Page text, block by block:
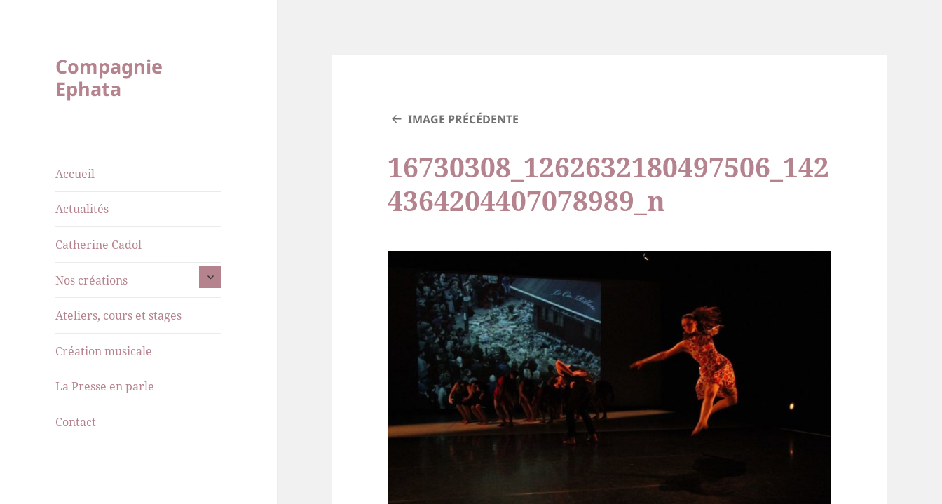
Compagnie
Ephata
Accueil
Actualités
Catherine Cadol
Nos créations
ouvrir
le
Ateliers, cours et stages
Création musicale
La Presse en parle
Contact
IMAGE PRÉCÉDENTE
16730308_1262632180497506_142
4364204407078989_n